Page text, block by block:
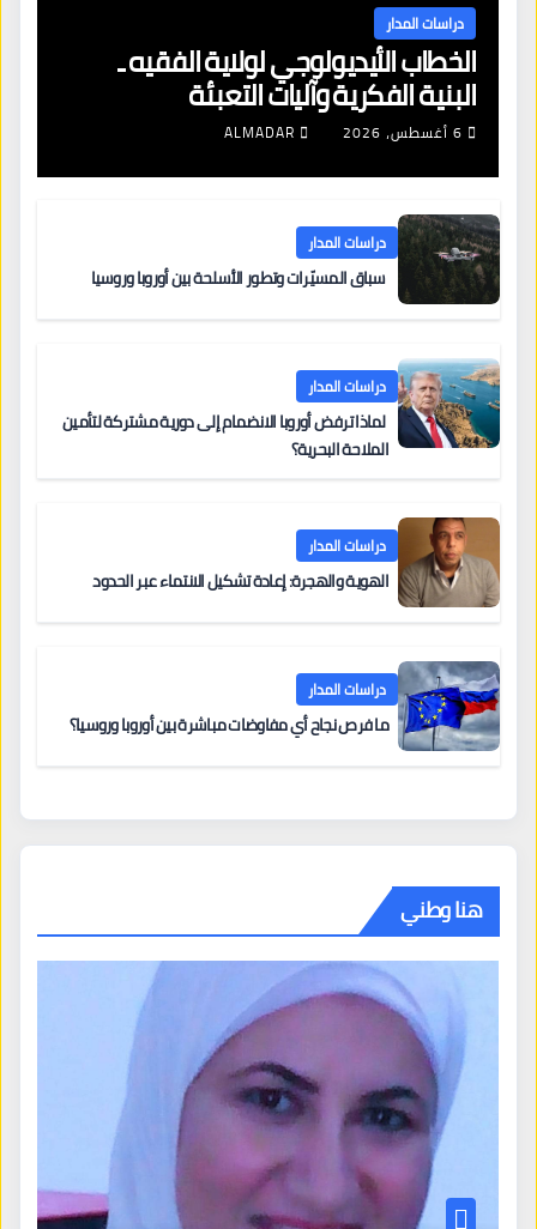
دراسات المدار
الخطاب الأيديولوجي لولاية الفقيه ـ
البنية الفكرية وآليات التعبئة
6 أغسطس، 2026 ALMADAR
دراسات المدار
سباق المسيّرات وتطور الأسلحة بين أوروبا وروسيا
دراسات المدار
لماذا ترفض أوروبا الانضمام إلى دورية مشتركة لتأمين
الملاحة البحرية؟
دراسات المدار
الهوية والهجرة: إعادة تشكيل الانتماء عبر الحدود
دراسات المدار
ما فرص نجاح أي مفاوضات مباشرة بين أوروبا وروسيا؟
هنا وطني